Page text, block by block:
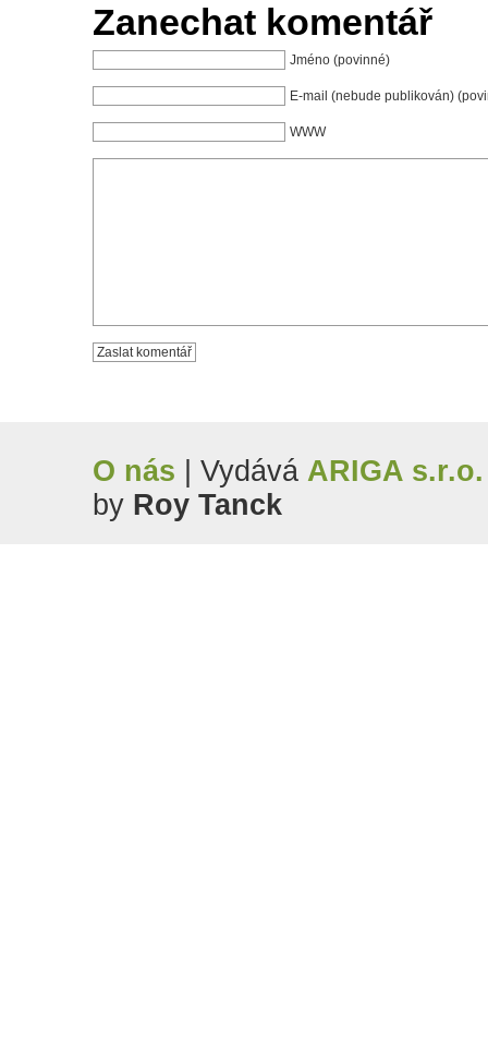
Zanechat komentář
Jméno (povinné)
E-mail (nebude publikován)
WWW
O nás | Vydává ARIGA s.r.o.
by Roy Tanck